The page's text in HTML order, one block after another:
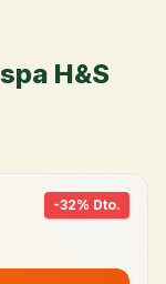
H&S
-32% Dto.